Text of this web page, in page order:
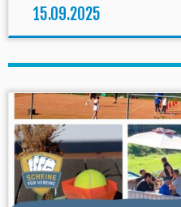
15.09.2025